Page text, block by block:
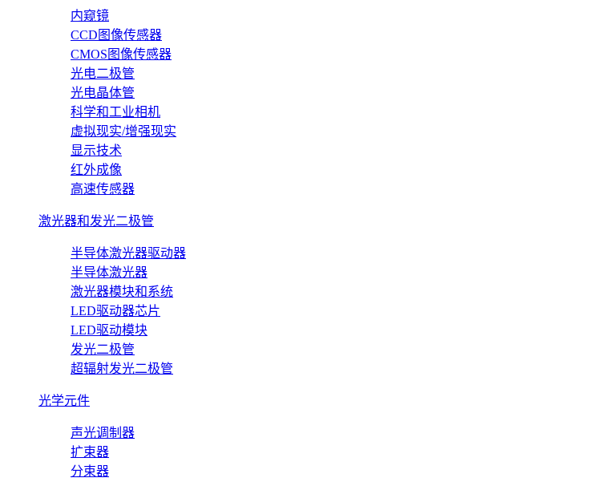
内窥镜
CCD图像传感器
CMOS图像传感器
光电二极管
光电晶体管
科学和工业相机
虚拟现实/增强现实
显示技术
红外成像
高速传感器
激光器和发光二极管
半导体激光器驱动器
半导体激光器
激光器模块和系统
LED驱动器芯片
LED驱动模块
发光二极管
超辐射发光二极管
光学元件
声光调制器
扩束器
分束器